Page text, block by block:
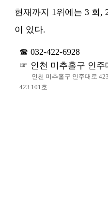
현재까지 1위에는 3 회,
이 있다.
032-422-6928
인천 미추홀구 인주
인천 미추홀구 인주대로
423 101호